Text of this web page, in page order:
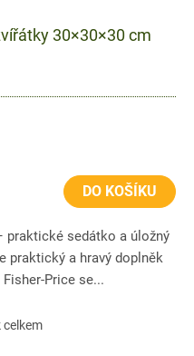
30×30×30 cm
DO KOŠÍKU
praktické sedátko a úložný
praktický a hravý doplněk
Price se...